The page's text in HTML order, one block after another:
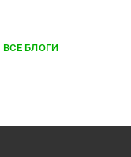
ВСЕ БЛОГИ